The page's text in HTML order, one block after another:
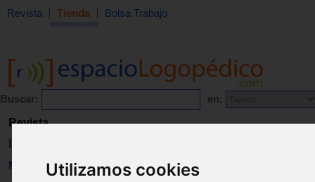
Utilizamos cookies
Revista Tienda Bolsa Trabajo
Buscar: en:
Revista
Libros
Material